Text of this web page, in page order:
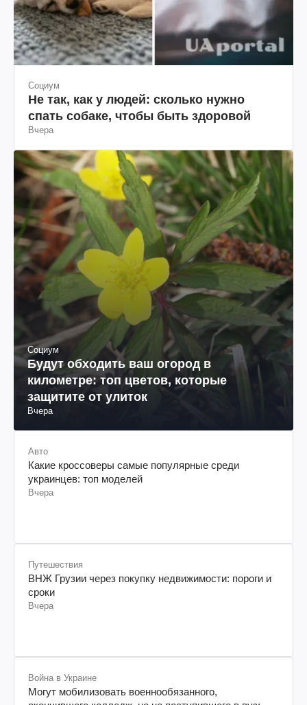
Социум
Не так, как у людей: сколько нужно
спать собаке, чтобы быть здоровой
Вчера
Социум
Будут обходить ваш огород в
километре: топ цветов, которые
защитите от улиток
Вчера
Авто
Какие кроссоверы самые популярные среди
украинцев: топ моделей
Вчера
Путешествия
ВНЖ Грузии через покупку недвижимости: пороги и
сроки
Вчера
Война в Украине
Могут мобилизовать военнообязанного,